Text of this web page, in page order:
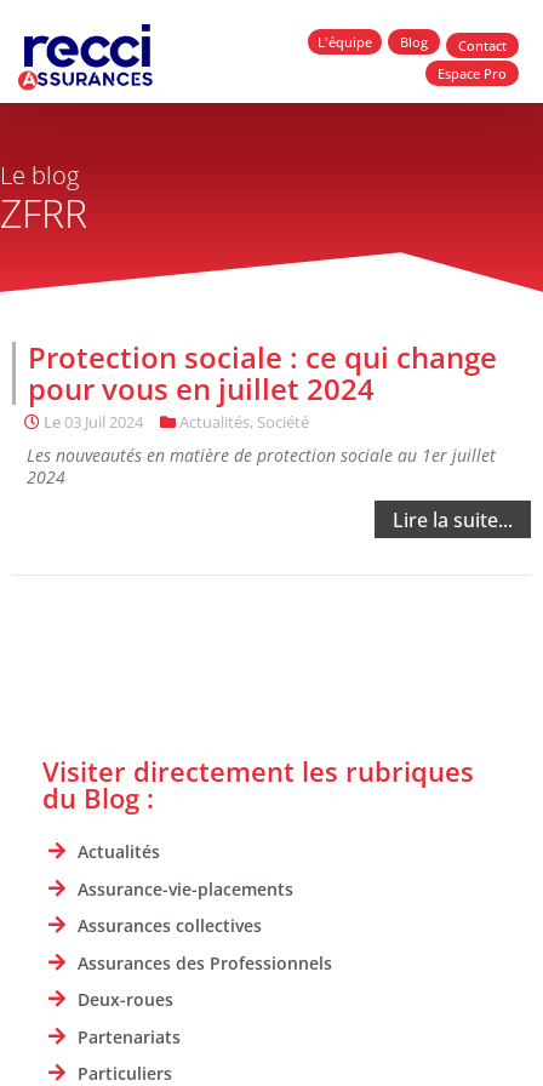
L'équipe Blog
Contact
Espace Pro
Le blog
ZFRR
Protection sociale : ce qui change
pour vous en juillet 2024
Le03 Juil 2024 Actualités, Société
Les nouveautés en matière de protection sociale au 1er juillet
2024
Lire la suite...
Visiter directement les rubriques
du Blog :
Actualités
Assurance-vie-placements
Assurances collectives
Assurances des Professionnels
Deux-roues
Partenariats
Particuliers